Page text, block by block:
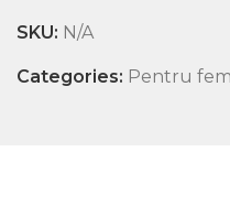
SKU: N/A
Categories: Pentru